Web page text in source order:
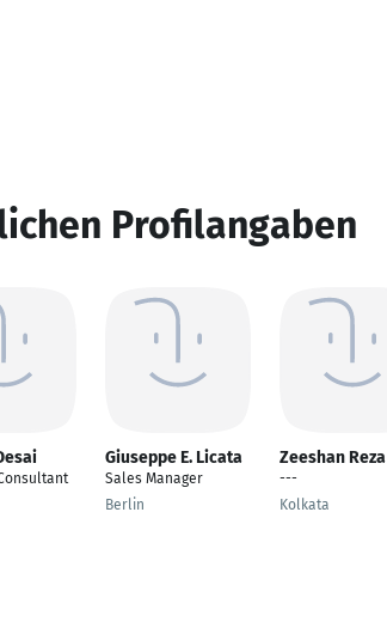
Profilangaben
Giuseppe E. Licata
Sales Manager
Berlin
Zeeshan Reza
---
Kolkata